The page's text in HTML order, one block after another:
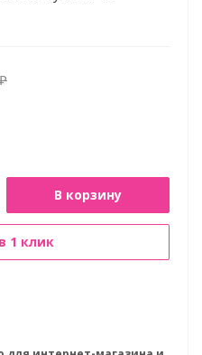
В корзину
1 клик